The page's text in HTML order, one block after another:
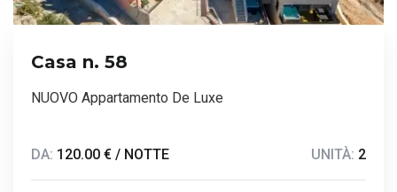
Casa n. 58
NUOVO Appartamento De Luxe
DA: 120.00 € / NOTTE UNITÀ: 2